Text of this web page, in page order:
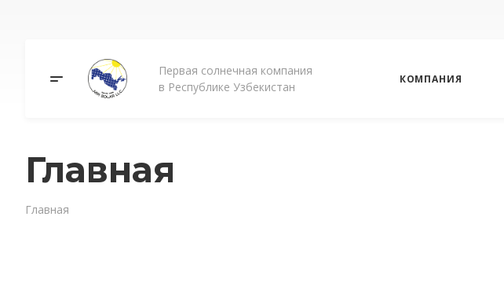
Первая солнечная компания
в Республике Узбекистан
КОМПАНИЯ
Главная
Главная